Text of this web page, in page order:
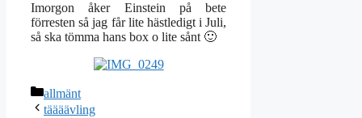
Imorgon åker Einstein på bete
förresten så jag får lite hästledigt i Juli,
så ska tömma hans box o lite sånt 🙂
Kategorier
allmänt
täääävling